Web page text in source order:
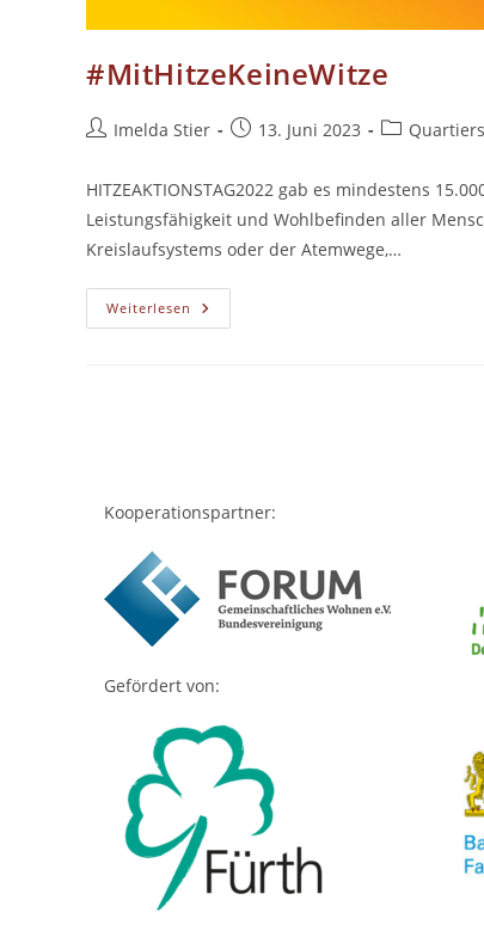
#MitHitzeKeineWitze
Beitrags-
Imelda Stier
Beitrag13. Juni 2023
Beitrags-
HITZEAKTIONSTAG2022 gab es mindestens
Leistungsfähigkeit und Wohlbefinden aller
Kreislaufsystems oder der Atemwege,…
Weiterlesen #MitHitzeKeineWitze
Kooperationspartner:
Gefördert von: